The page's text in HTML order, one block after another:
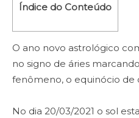
Índice do Conteúdo
O ano novo astrológico
no signo de áries
fenômeno, o equinócio de
No dia 20/03/2021 o sol